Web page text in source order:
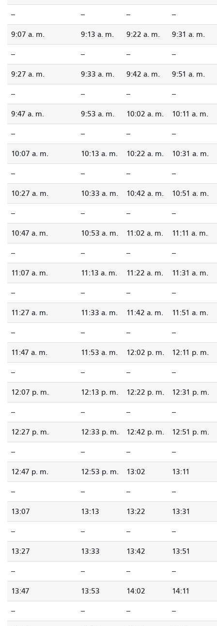
-- -- -- --
9:07 a. m. 9:13 a. m. 9:22 a. m. 9:31 a. m.
-- -- -- --
9:27 a. m. 9:33 a. m. 9:42 a. m. 9:51 a. m.
-- -- -- --
9:47 a. m. 9:53 a. m. 10:02 a. m. 10:11 a. m.
-- -- -- --
10:07 a. m. 10:13 a. m. 10:22 a. m. 10:31 a. m.
-- -- -- --
10:27 a. m. 10:33 a. m. 10:42 a. m. 10:51 a. m.
-- -- -- --
10:47 a. m. 10:53 a. m. 11:02 a. m. 11:11 a. m.
-- -- -- --
11:07 a. m. 11:13 a. m. 11:22 a. m. 11:31 a. m.
-- -- -- --
11:27 a. m. 11:33 a. m. 11:42 a. m. 11:51 a. m.
-- -- -- --
11:47 a. m. 11:53 a. m. 12:02 p. m. 12:11 p. m.
-- -- -- --
12:07 p. m. 12:13 p. m. 12:22 p. m. 12:31 p. m.
-- -- -- --
12:27 p. m. 12:33 p. m. 12:42 p. m. 12:51 p. m.
-- -- -- --
12:47 p. m. 12:53 p. m. 13:02 13:11
-- -- -- --
13:07 13:13 13:22 13:31
-- -- -- --
13:27 13:33 13:42 13:51
-- -- -- --
13:47 13:53 14:02 14:11
-- -- -- --